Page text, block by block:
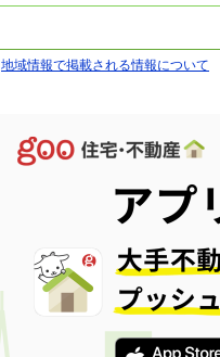
地域情報で掲載される情報について